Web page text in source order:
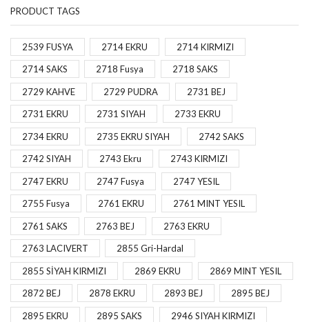
PRODUCT TAGS
2539 FUSYA 2714 EKRU 2714 KIRMIZI
2714 SAKS 2718 Fusya 2718 SAKS
2729 KAHVE 2729 PUDRA 2731 BEJ
2731 EKRU 2731 SIYAH 2733 EKRU
2734 EKRU 2735 EKRU SIYAH 2742 SAKS
2742 SIYAH 2743 Ekru 2743 KIRMIZI
2747 EKRU 2747 Fusya 2747 YESIL
2755 Fusya 2761 EKRU 2761 MINT YESIL
2761 SAKS 2763 BEJ 2763 EKRU
2763 LACIVERT 2855 Gri-Hardal
2855 SİYAH KIRMIZI 2869 EKRU 2869 MINT YESIL
2872 BEJ 2878 EKRU 2893 BEJ 2895 BEJ
2895 EKRU 2895 SAKS 2946 SIYAH KIRMIZI